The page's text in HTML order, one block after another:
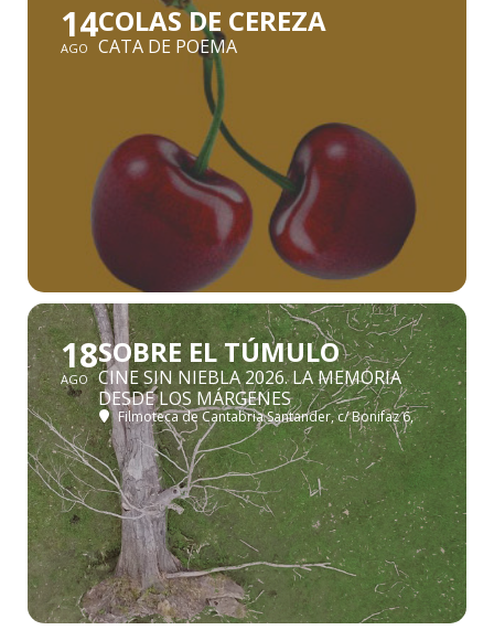
14
AGO
COLAS DE CEREZA
CATA DE POEMA
18
AGO
SOBRE EL TÚMULO
CINE SIN NIEBLA 2026. LA MEMORIA
DESDE LOS MÁRGENES
Filmoteca de Cantabria Santander, c/ Bonifaz 6,